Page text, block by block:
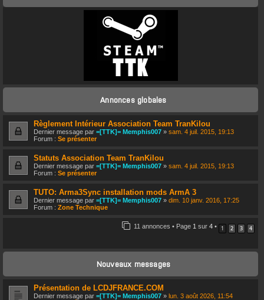
Annonces globales
Règlement Intérieur Association Team TranKilou
Dernier message par =[TTK]= Memphis007 » sam. 4 juil. 2015, 19:13
Forum : Se présenter
Statuts Association Team TranKilou
Dernier message par =[TTK]= Memphis007 » sam. 4 juil. 2015, 19:13
Forum : Se présenter
TUTO: Arma3Sync installation mods ArmA 3
Dernier message par =[TTK]= Memphis007 » dim. 10 janv. 2016, 17:25
Forum : Zone Technique
11 annonces • Page 1 sur 4 • 1 2 3 4
Nouveaux messages
Présentation de LCDJFRANCE.COM
Dernier message par =[TTK]= Memphis007 » lun. 3 août 2026, 11:54